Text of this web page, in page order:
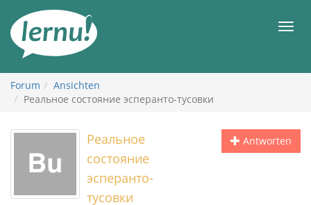
Inhalt
Forum
Ansichten
Реальное состояние эсперанто-тусовки
Antworten
Реальное
состояние
эсперанто-
тусовки